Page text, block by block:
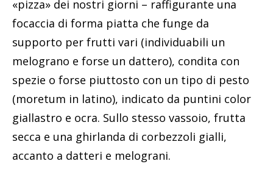
«pizza» dei nostri giorni – raffigurante una
focaccia di forma piatta che funge da
supporto per frutti vari (individuabili un
melograno e forse un dattero), condita con
spezie o forse piuttosto con un tipo di pesto
(moretum in latino), indicato da puntini color
giallastro e ocra. Sullo stesso vassoio, frutta
secca e una ghirlanda di corbezzoli gialli,
accanto a datteri e melograni.